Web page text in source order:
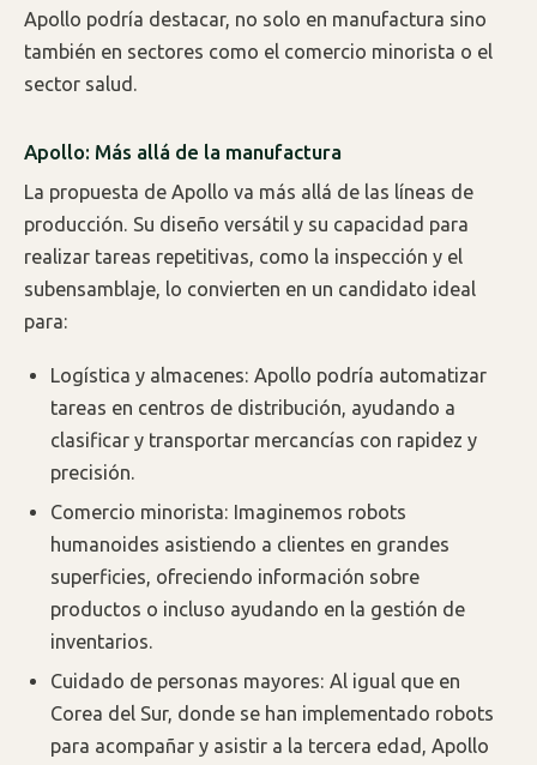
Apollo podría destacar, no solo en manufactura sino
también en sectores como el comercio minorista o el
sector salud.
Apollo: Más allá de la manufactura
La propuesta de Apollo va más allá de las líneas de
producción. Su diseño versátil y su capacidad para
realizar tareas repetitivas, como la inspección y el
subensamblaje, lo convierten en un candidato ideal
para:
Logística y almacenes: Apollo podría automatizar
tareas en centros de distribución, ayudando a
clasificar y transportar mercancías con rapidez y
precisión.
Comercio minorista: Imaginemos robots
humanoides asistiendo a clientes en grandes
superficies, ofreciendo información sobre
productos o incluso ayudando en la gestión de
inventarios.
Cuidado de personas mayores: Al igual que en
Corea del Sur, donde se han implementado robots
para acompañar y asistir a la tercera edad, Apollo